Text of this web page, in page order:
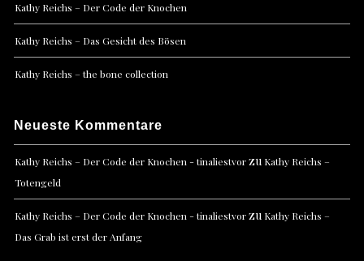
Kathy Reichs – Der Code der Knochen
Kathy Reichs – Das Gesicht des Bösen
Kathy Reichs – the bone collection
Neueste Kommentare
Kathy Reichs – Der Code der Knochen - tinaliestvorzu Kathy Reichs –
Totengeld
Kathy Reichs – Der Code der Knochen - tinaliestvorzu Kathy Reichs –
Das Grab ist erst der Anfang